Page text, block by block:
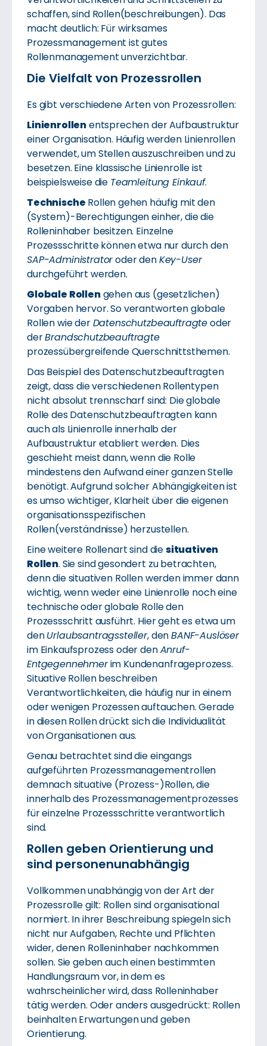
schaffen, sind Rollen(beschreibungen). Das
macht deutlich: Für wirksames
Prozessmanagement ist gutes
Rollenmanagement unverzichtbar.
Die Vielfalt von Prozessrollen
Es gibt verschiedene Arten von Prozessrollen:
Linienrollenentsprechen der Aufbaustruktur
einer Organisation. Häufig werden Linienrollen
verwendet, um Stellen auszuschreiben und zu
besetzen. Eine klassische Linienrolle ist
beispielsweise die Teamleitung Einkauf.
Technische Rollen gehen häufig mit den
(System)-Berechtigungen einher, die die
Rolleninhaber besitzen. Einzelne
Prozessschritte können etwa nur durch den
SAP-Administratoroder denKey-User
durchgeführt werden.
Globale Rollengehen aus (gesetzlichen)
Vorgaben hervor. So verantworten globale
Rollen wie derDatenschutzbeauftragteoder
derBrandschutzbeauftragte
prozessübergreifende Querschnittsthemen.
Das Beispiel des Datenschutzbeauftragten
zeigt, dass die verschiedenen Rollentypen
nicht absolut trennscharf sind: Die globale
Rolle des Datenschutzbeauftragten kann
auch als Linienrolle innerhalb der
Aufbaustruktur etabliert werden. Dies
geschieht meist dann, wenn die Rolle
mindestens den Aufwand einer ganzen Stelle
benötigt. Aufgrund solcher Abhängigkeiten ist
es umso wichtiger, Klarheit über die eigenen
organisationsspezifischen
Rollen(verständnisse) herzustellen.
Eine weitere Rollenart sind diesituativen
Rollen. Sie sind gesondert zu betrachten,
denn die situativen Rollen werden immer dann
wichtig, wenn weder eine Linienrolle noch eine
technische oder globale Rolle den
Prozessschritt ausführt. Hier geht es etwa um
denUrlaubsantragssteller, denBANF-Auslöser
im Einkaufsprozess oder denAnruf-
Entgegennehmerim Kundenanfrageprozess.
Situative Rollen beschreiben
Verantwortlichkeiten, die häufig nur in einem
oder wenigen Prozessen auftauchen. Gerade
in diesen Rollen drückt sich die Individualität
von Organisationen aus.
Genau betrachtet sind die eingangs
aufgeführten Prozessmanagementrollen
demnach situative (Prozess-)Rollen, die
innerhalb des Prozessmanagementprozesses
für einzelne Prozessschritte verantwortlich
sind.
Rollen geben Orientierung und
sind personenunabhängig
Vollkommen unabhängig von der Art der
Prozessrolle gilt: Rollen sind organisational
normiert. In ihrer Beschreibung spiegeln sich
nicht nur Aufgaben, Rechte und Pflichten
wider, denen Rolleninhaber nachkommen
sollen. Sie geben auch einen bestimmten
Handlungsraum vor, in dem es
wahrscheinlicher wird, dass Rolleninhaber
tätig werden. Oder anders ausgedrückt: Rollen
beinhalten Erwartungen und geben
Orientierung.